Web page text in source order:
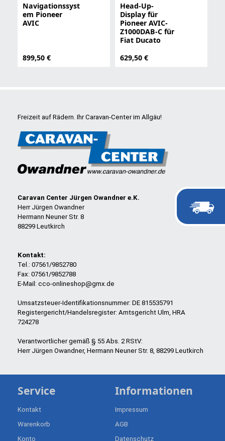
Navigationssyst
em Pioneer
AVIC
899,50 €
Head-Up-
Display für
Pioneer AVIC-
Z1000DAB-C für
Fiat Ducato
629,50 €
Freizeit auf Rädern. Ihr Caravan-Center im Allgäu!
Caravan Center Jürgen Owandner e.K.
Herr Jürgen Owandner
Hermann Neuner Str. 8
88299 Leutkirch
Kontakt:
Tel.: 07561/9852780
Fax: 07561/9852788
E-Mail: cco-onlineshop@gmx.de
Umsatzsteuer-Identifikationsnummer: DE 815535791
Registergericht/Handelsregister: Amtsgericht Ulm, HRA
724278
Verantwortlicher gemäß § 55 Abs. 2 RStV:
Herr Jürgen Owandner, Hermann Neuner Str. 8, 88299 Leutkirch
Service
Kontakt
Warenkorb
Konto
Informationen
Impressum
AGB
Datenschutz